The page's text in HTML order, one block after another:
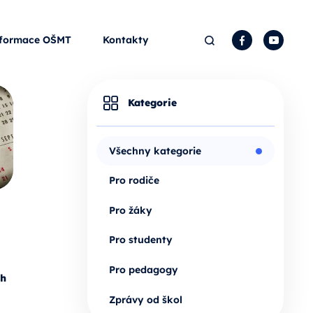
OŠMT Kontakty Hledat Facebook
Kategorie
Všechny kategorie
Pro rodiče
Pro žáky
Pro studenty
Pro pedagogy
Zprávy od škol